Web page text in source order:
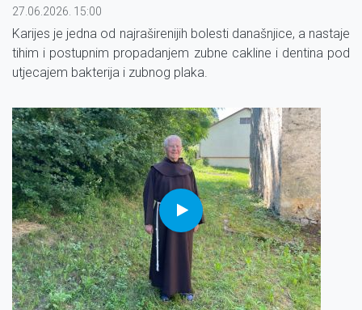
27.06.2026. 15:00
Karijes je jedna od najraširenijih bolesti današnjice, a nastaje
tihim i postupnim propadanjem zubne cakline i dentina pod
utjecajem bakterija i zubnog plaka.